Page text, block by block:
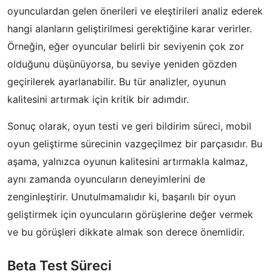
oyunculardan gelen önerileri ve eleştirileri analiz ederek
hangi alanların geliştirilmesi gerektiğine karar verirler.
Örneğin, eğer oyuncular belirli bir seviyenin çok zor
olduğunu düşünüyorsa, bu seviye yeniden gözden
geçirilerek ayarlanabilir. Bu tür analizler, oyunun
kalitesini artırmak için kritik bir adımdır.
Sonuç olarak, oyun testi ve geri bildirim süreci, mobil
oyun geliştirme sürecinin vazgeçilmez bir parçasıdır. Bu
aşama, yalnızca oyunun kalitesini artırmakla kalmaz,
aynı zamanda oyuncuların deneyimlerini de
zenginleştirir. Unutulmamalıdır ki, başarılı bir oyun
geliştirmek için oyuncuların görüşlerine değer vermek
ve bu görüşleri dikkate almak son derece önemlidir.
Beta Test Süreci